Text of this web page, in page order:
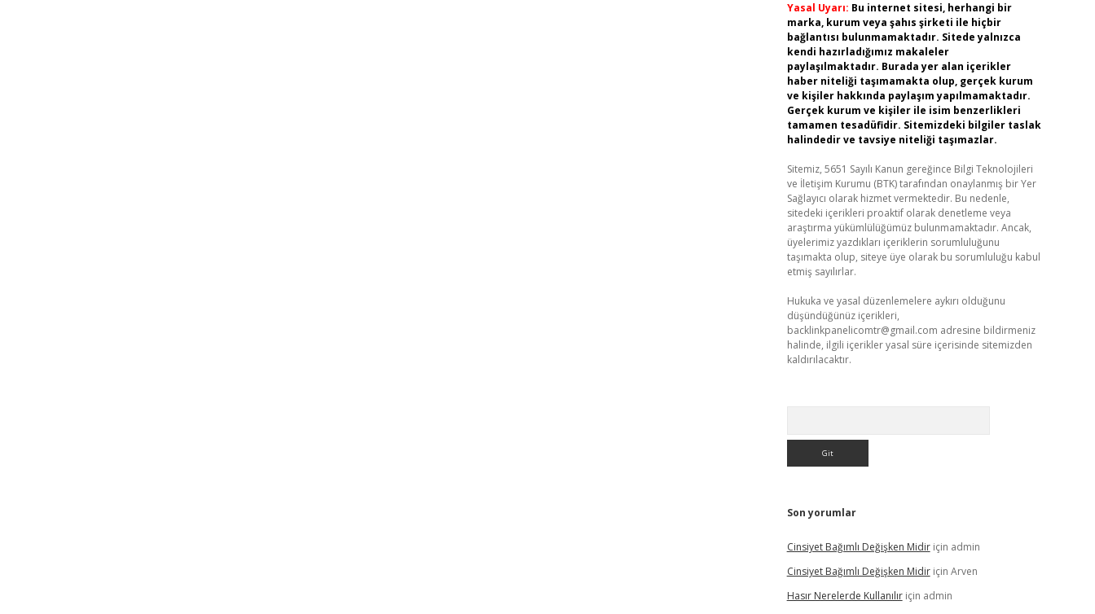
Yasal Uyarı: Bu internet sitesi, herhangi bir
marka, kurum veya şahıs şirketi ile hiçbir
bağlantısı bulunmamaktadır. Sitede yalnızca
kendi hazırladığımız makaleler
paylaşılmaktadır. Burada yer alan içerikler
haber niteliği taşımamakta olup, gerçek kurum
ve kişiler hakkında paylaşım yapılmamaktadır.
Gerçek kurum ve kişiler ile isim benzerlikleri
tamamen tesadüfidir. Sitemizdeki bilgiler taslak
halindedir ve tavsiye niteliği taşımazlar.
Sitemiz, 5651 Sayılı Kanun gereğince Bilgi Teknolojileri
ve İletişim Kurumu (BTK) tarafından onaylanmış bir Yer
Sağlayıcı olarak hizmet vermektedir. Bu nedenle,
sitedeki içerikleri proaktif olarak denetleme veya
araştırma yükümlülüğümüz bulunmamaktadır. Ancak,
üyelerimiz yazdıkları içeriklerin sorumluluğunu
taşımakta olup, siteye üye olarak bu sorumluluğu kabul
etmiş sayılırlar.
Hukuka ve yasal düzenlemelere aykırı olduğunu
düşündüğünüz içerikleri,
backlinkpanelicomtr@gmail.com adresine bildirmeniz
halinde, ilgili içerikler yasal süre içerisinde sitemizden
kaldırılacaktır.
Son yorumlar
Cinsiyet Bağımlı Değişken Midiriçin admin
Cinsiyet Bağımlı Değişken Midiriçin Arven
Hasır Nerelerde Kullanılıriçin admin